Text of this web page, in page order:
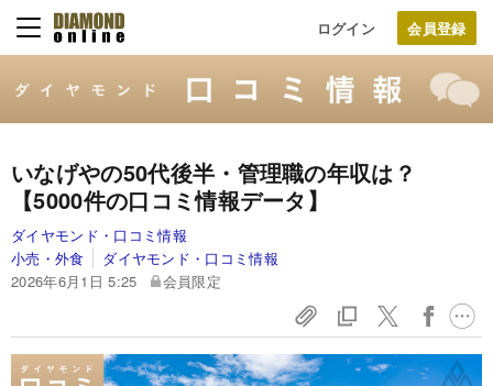
ログイン
いなげやの50代後半・管理職の年収は？
【5000件の口コミ情報データ】
ダイヤモンド・口コミ情報
小売・外食
ダイヤモンド・口コミ情報
2026年6月1日 5:25
会員限定